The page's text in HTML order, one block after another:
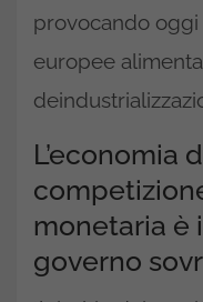
provocando
europee
L’economia
monetaria è
governo